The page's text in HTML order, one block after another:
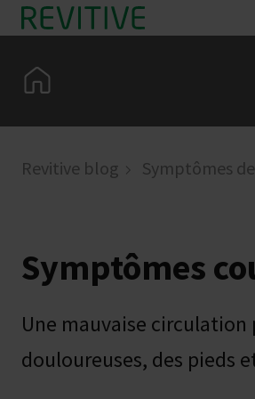
Skip to main content
Home
Revitive blog Symptômes
Symptômes
Une mauvaise
douloureuses, des pieds